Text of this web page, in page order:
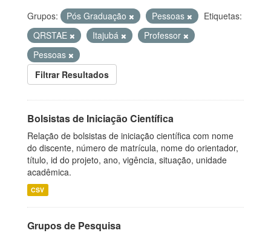
Grupos: Pós Graduação Pessoas
Etiquetas:
QRSTAE
Itajubá
Professor
Pessoas
Filtrar Resultados
Bolsistas de Iniciação Científica
Relação de bolsistas de iniciação científica com nome
do discente, número de matrícula, nome do orientador,
título, id do projeto, ano, vigência, situação, unidade
acadêmica.
CSV
Grupos de Pesquisa